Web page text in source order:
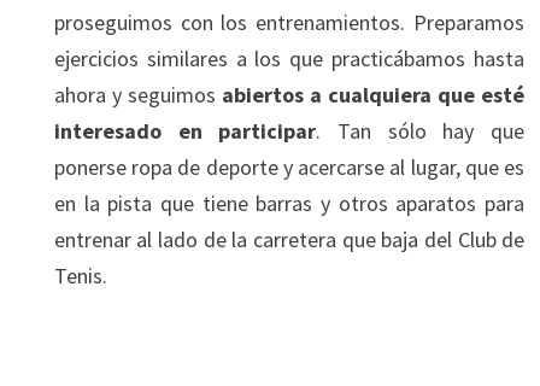
proseguimos con los entrenamientos. Preparamos
ejercicios similares a los que practicábamos hasta
ahora y seguimos abiertos a cualquiera que esté
interesado en participar. Tan sólo hay que
ponerse ropa de deporte y acercarse al lugar, que es
en la pista que tiene barras y otros aparatos para
entrenar al lado de la carretera que baja del Club de
Tenis.